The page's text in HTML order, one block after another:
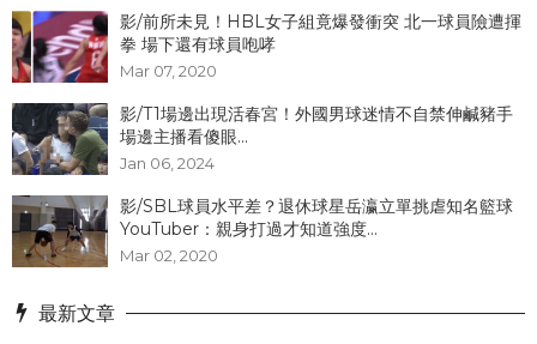
影/前所未見！HBL女子組竟爆發衝突 北一球員險遭揮
拳 場下還有球員咆哮
Mar 07, 2020
影/T1場邊出現活春宮！外國男球迷情不自禁伸鹹豬手
場邊主播看傻眼...
Jan 06, 2024
影/SBL球員水平差？退休球星岳瀛立單挑虐知名籃球
YouTuber：親身打過才知道強度...
Mar 02, 2020
最新文章